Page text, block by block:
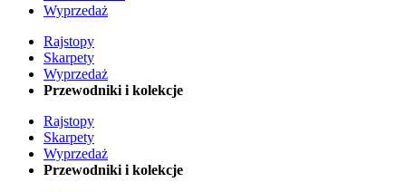
Wyprzedaż
Rajstopy
Skarpety
Wyprzedaż
Przewodniki i kolekcje
Rajstopy
Skarpety
Wyprzedaż
Przewodniki i kolekcje